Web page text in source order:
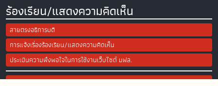
ร้องเรียน/แสดงความคิดเห็น
สายตรงอธิการบดี
การแจ้งเรื่องร้องเรียน/แสดงความคิดเห็น
ประเมินความพึงพอใจในการใช้งานเว็บไซต์ มฟล.
Site Map